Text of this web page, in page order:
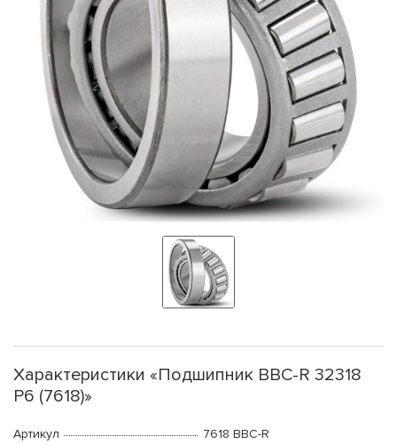
Характеристики «Подшипник BBC-R 32318
P6 (7618)»
Артикул
7618 BBC-R